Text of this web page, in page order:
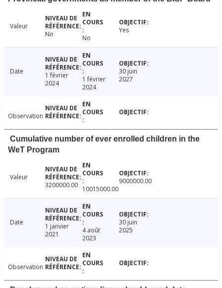
Valeur
No
No
Yes
Date
1 février
2024
1 février
2024
30 juin
2027
Observation
Cumulative number of ever enrolled children in the
WeT Program
Valeur
3200000.00
10015000.00
9000000.00
Date
1 janvier
2021
4 août
2023
30 juin
2025
Observation